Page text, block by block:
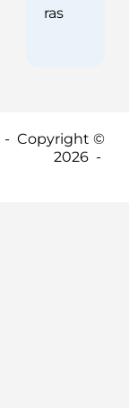
ras
- Copyright ©
2026 -